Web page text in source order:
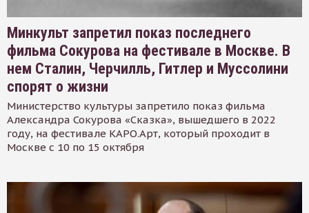
Минкульт запретил показ последнего
фильма Сокурова на фестивале в Москве. В
нем Сталин, Черчилль, Гитлер и Муссолини
спорят о жизни
Министерство культуры запретило показ фильма
Александра Сокурова «Сказка», вышедшего в 2022
году, на фестивале КАРО.Арт, который проходит в
Москве с 10 по 15 октября